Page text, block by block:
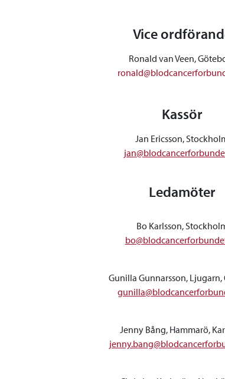
Vice
Ronald van Veen,
Kassör
Jan Ericsson,
Ledamöter
Bo Karlsson,
Gunilla Gunnarsson, Ljugarn,
Jenny Bång, Hammarö,